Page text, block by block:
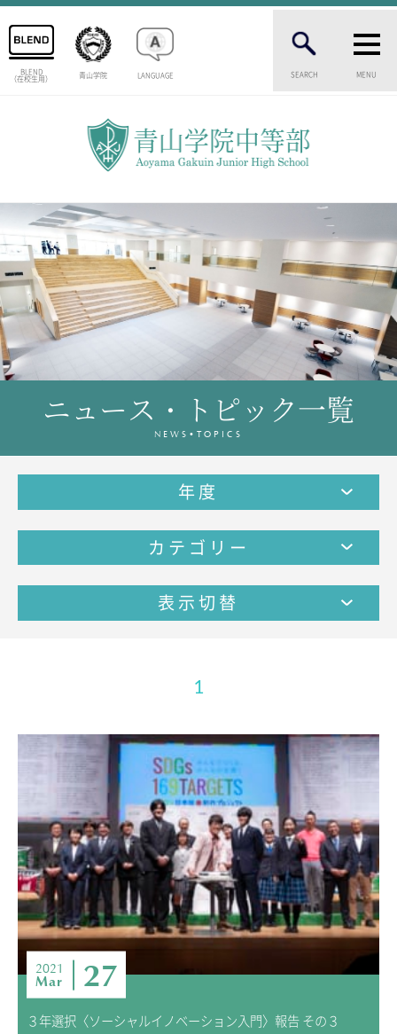
BLEND
（在校生用） 青山学院 LANGUAGE SEARCH MENU
中等部の歴史
特色ある教育
生徒数・教職員数
一貫校の流れ
卒業生インタビュー
校舎情報
メディアライブラリー
教育の特色・紹介
教育課程
教科学習
進学・進路
学友会
生徒の作品
ADMISSION
入試・入学案内
入試要項
志願者速報
合格者発表
学校説明会
入試結果
入学金・学費等一覧
入試問題
ニュース・トピック一覧
NEWS•TOPICS
年度
カテゴリー
表示切替
1
2021
Mar 27
３年選択〈ソーシャルイノベーション入門〉報告 その３